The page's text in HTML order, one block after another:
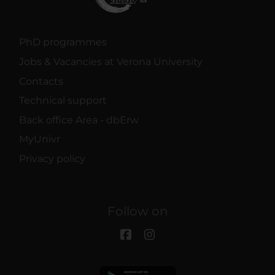
PhD programmes
Jobs & Vacancies at Verona University
Contacts
Technical support
Back office Area - dbErw
MyUnivr
Privacy policy
Follow on